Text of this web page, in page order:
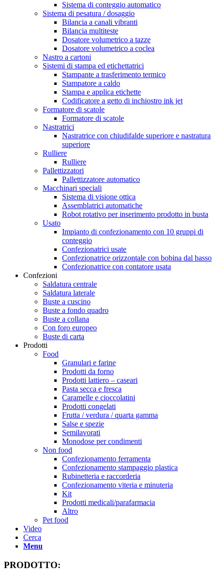
Sistema di conteggio automatico
Sistema di pesatura / dosaggio
Bilancia a canali vibranti
Bilancia multiteste
Dosatore volumetrico a tazze
Dosatore volumetrico a coclea
Nastro a cartoni
Sistemi di stampa ed etichettatrici
Stampante a trasferimento termico
Stampatore a caldo
Stampa e applica etichette
Codificatore a getto di inchiostro ink jet
Formatore di scatole
Formatore di scatole
Nastratrici
Nastratrice con chiudifalde superiore e nastratura
superiore
Rulliere
Rulliere
Pallettizzatori
Pallettizzatore automatico
Macchinari speciali
Sistema di visione ottica
Assemblatrici automatiche
Robot rotativo per inserimento prodotto in busta
Usato
Impianto di confezionamento con 10 gruppi di
conteggio
Confezionatrici usate
Confezionatrice orizzontale con bobina dal basso
Confezionatrice con contatore usata
Confezioni
Saldatura centrale
Saldatura laterale
Buste a cuscino
Buste a fondo quadro
Buste a collana
Con foro europeo
Buste di carta
Prodotti
Food
Granulari e farine
Prodotti da forno
Prodotti lattiero – caseari
Pasta secca e fresca
Caramelle e cioccolatini
Prodotti congelati
Frutta / verdura / quarta gamma
Salse e spezie
Semilavorati
Monodose per condimenti
Non food
Confezionamento ferramenta
Confezionamento stampaggio plastica
Rubinetteria e raccorderia
Confezionamento viteria e minuteria
Kit
Prodotti medicali/parafarmacia
Altro
Pet food
Video
Cerca
Menu
PRODOTTO: